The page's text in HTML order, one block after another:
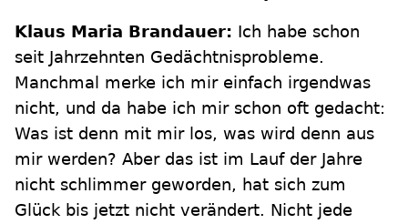
Klaus Maria Brandauer: Ich habe schon
seit Jahrzehnten Gedächtnisprobleme.
Manchmal merke ich mir einfach irgendwas
nicht, und da habe ich mir schon oft gedacht:
Was ist denn mit mir los, was wird denn aus
mir werden? Aber das ist im Lauf der Jahre
nicht schlimmer geworden, hat sich zum
Glück bis jetzt nicht verändert. Nicht jede